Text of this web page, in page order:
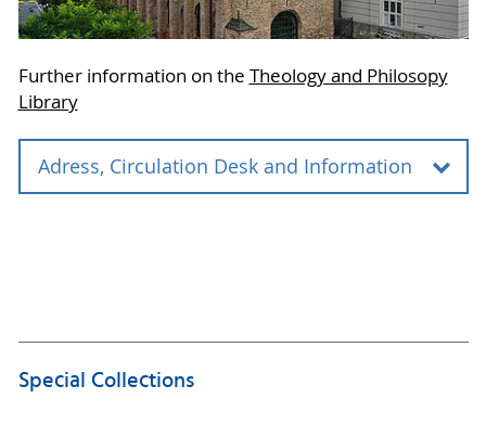
Further information on the Theology and Philosopy
Library
Adress, Circulation Desk and Information
18055 Rostock
Special Collections